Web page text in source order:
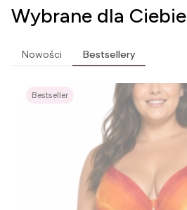
Wybrane dla Ciebie
Nowości Bestsellery
Bestseller